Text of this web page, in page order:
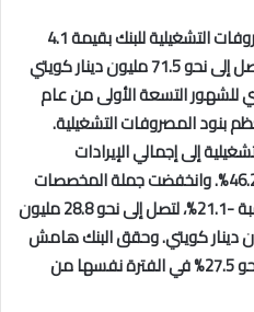
من جهة أخرى ارتفعت جملة المصروفات التشغيلية للبنك بقيمة 4.1
مليون دينار كويتي أو بنحو 6.1%، لتصل إلى نحو 71.5 مليون دينار كويتي
دينار كويتي للشهور التسعة الأولى من عام
بنود المصروفات التشغيلية.
إلى إجمالي الإيرادات
التشغيلية نحو 50.9% مقارنة بنحو 46.2%. وانخفضت جملة المخصصات
بنحو 7.7 مليون دينار كويتي أي بنسبة -21.1%، لتصل إلى نحو 28.8 مليون
مقارنة بنحو 36.4 مليون دينار كويتي. وحقق البنك هامش
صافي ربح بلغ نحو 27.3% مقارنة بنحو 27.5% في الفترة نفسها من